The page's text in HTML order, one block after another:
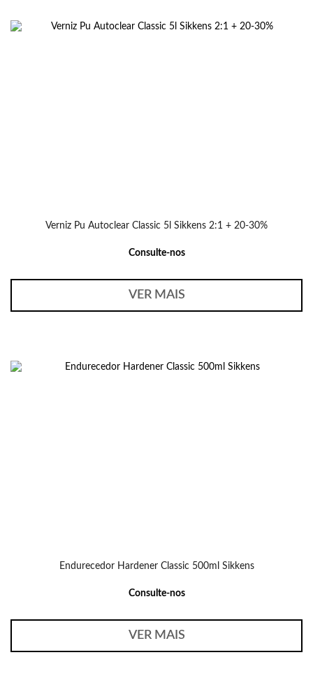
Verniz Pu Autoclear Classic 5l Sikkens 2:1 + 20-30%
Consulte-nos
VER MAIS
Endurecedor Hardener Classic 500ml Sikkens
Consulte-nos
VER MAIS